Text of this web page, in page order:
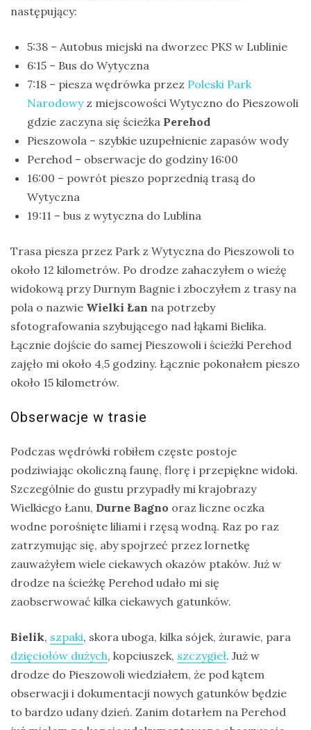
następujący:
5:38 – Autobus miejski na dworzec PKS w Lublinie
6:15 – Bus do Wytyczna
7:18 – piesza wędrówka przez Poleski Park
Narodowyz miejscowości Wytyczno do Pieszowoli
gdzie zaczyna się ścieżka Perehod
Pieszowola – szybkie uzupełnienie zapasów wody
Perehod – obserwacje do godziny 16:00
16:00 – powrót pieszo poprzednią trasą do
Wytyczna
19:11 – bus z wytyczna do Lublina
Trasa piesza przez Park z Wytyczna do Pieszowoli to
około 12 kilometrów. Po drodze zahaczyłem o wieżę
widokową przy Durnym Bagnie i zboczyłem z trasy na
pola o nazwie Wielki Łan na potrzeby
sfotografowania szybującego nad łąkami Bielika.
Łącznie dojście do samej Pieszowoli i ścieżki Perehod
zajęło mi około 4,5 godziny. Łącznie pokonałem pieszo
około 15 kilometrów.
Obserwacje w trasie
Podczas wędrówki robiłem częste postoje
podziwiając okoliczną faunę, florę i przepiękne widoki.
Szczególnie do gustu przypadły mi krajobrazy
Wielkiego Łanu, Durne Bagno oraz liczne oczka
wodne porośnięte liliami i rzęsą wodną. Raz po raz
zatrzymując się, aby spojrzeć przez lornetkę
zauważyłem wiele ciekawych okazów ptaków. Już w
drodze na ścieżkę Perehod udało mi się
zaobserwować kilka ciekawych gatunków.
Bielik, szpaki, skora uboga, kilka sójek, żurawie, para
dzięciołów dużych, kopciuszek, szczygieł. Już w
drodze do Pieszowoli wiedziałem, że pod kątem
obserwacji i dokumentacji nowych gatunków będzie
to bardzo udany dzień. Zanim dotarłem na Perehod
Ekwipunek
Poradnik
Ptaki
Ssaki
Wyprawy
bekasowate
birdwatching
bushcraft
chruściele
czaplowate
dzierżby
elektronika
turystyczna
gołębiowate
gryzonie